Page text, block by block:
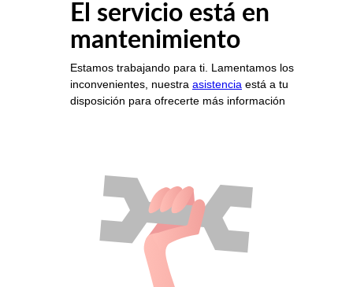
El servicio está en
mantenimiento
Estamos trabajando para ti. Lamentamos los
inconvenientes, nuestra asistencia está a tu
disposición para ofrecerte más información